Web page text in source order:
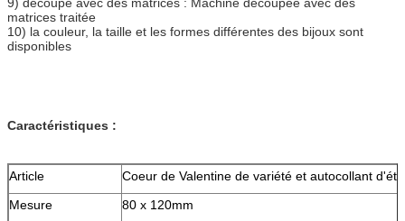
matrices traitée
10) la couleur, la taille et les formes différentes des bijoux sont
disponibles
Caractéristiques :
Article
Coeur de Valentine de variété et autocollant
Mesure
80 x 120mm